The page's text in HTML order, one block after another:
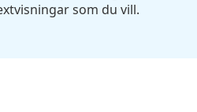
som du vill.